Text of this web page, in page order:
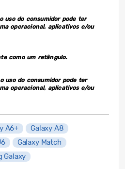
uso do consumidor pode ter
operacional, aplicativos e/ou
como um retângulo.
uso do consumidor pode ter
operacional, aplicativos e/ou
A6+
Galaxy A8
Galaxy Match
Galaxy